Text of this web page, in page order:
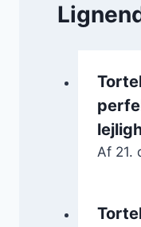
Af 21.